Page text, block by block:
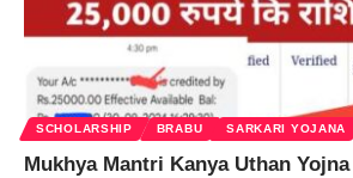
SCHOLARSHIP BRABU SARKARI YOJANA
Mukhya Mantri Kanya Uthan